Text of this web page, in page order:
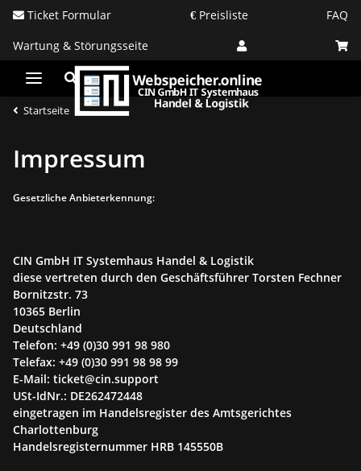
Ticket Formular Preisliste
FAQ
Wartung & Störungsseite
Startseite
Impressum
Gesetzliche Anbieterkennung:
CIN GmbH IT Systemhaus Handel & Logistik
diese vertreten durch den Geschäftsführer Torsten Fechner
Bornitzstr. 73
10365 Berlin
Deutschland
Telefon: +49 (0)30 991 98 980
Telefax: +49 (0)30 991 98 98 99
E-Mail: ticket@cin.support
USt-IdNr.: DE262472448
eingetragen im Handelsregister des Amtsgerichtes
Charlottenburg
Handelsregisternummer HRB 145550B